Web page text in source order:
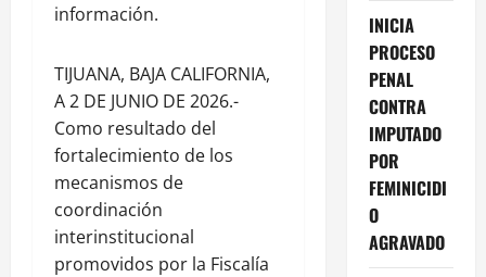
información.
TIJUANA, BAJA CALIFORNIA,
A 2 DE JUNIO DE 2026.-
Como resultado del
fortalecimiento de los
mecanismos de
coordinación
interinstitucional
promovidos por la Fiscalía
INICIA
PROCESO
PENAL
CONTRA
IMPUTADO
POR
FEMINICIDI
O
AGRAVADO